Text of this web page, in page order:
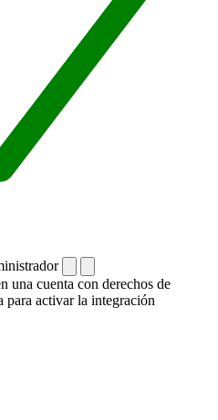
una cuenta con derechos de
para activar la integración